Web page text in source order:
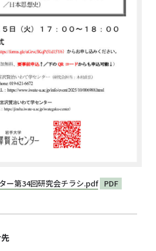
ー第34回研究会チラシ.pdf PDF